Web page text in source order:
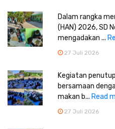
Dalam rangka
(HAN) 2026, SD
mengadakan ...
27 Juli 2026
Kegiatan
bersamaan
makan b... Read
27 Juli 2026